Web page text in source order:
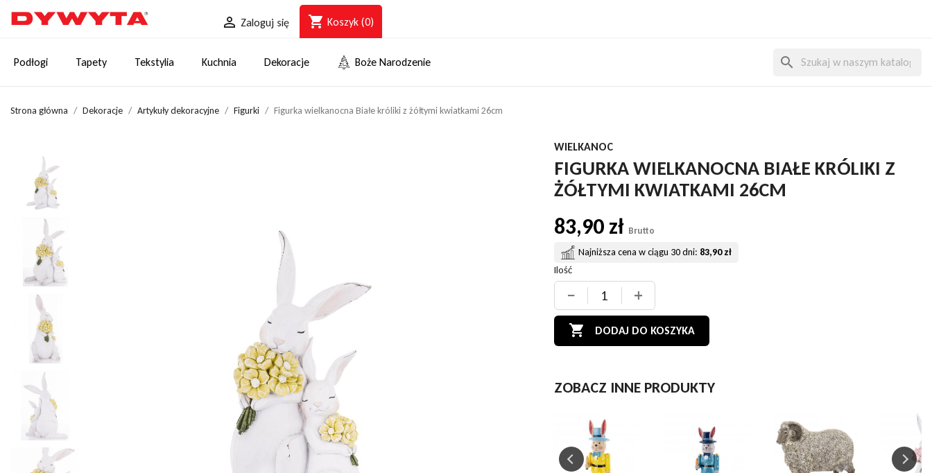
 Zaloguj się shopping_cart Koszyk (0)
Podłogi Tapety Tekstylia Kuchnia Dekoracje Boże Narodzenie search
Strona główna Dekoracje Artykuły dekoracyjne Figurki Figurka wielkanocna Białe króliki z żółtymi kwiatkami 26cm
WIELKANOC
FIGURKA WIELKANOCNA BIAŁE KRÓLIKI Z
ŻÓŁTYMI KWIATKAMI 26CM
83,90 zł Brutto
Najniższa cena w ciągu 30 dni: 83,90 zł
Ilość
− +
 DODAJ DO KOSZYKA
ZOBACZ INNE PRODUKTY